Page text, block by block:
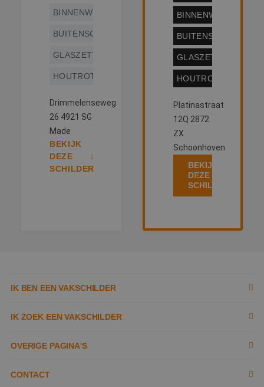
BINNENWERK
BUITENSCHILDERWERK
GLASZETTEN
HOUTROTREPARATIE
Drimmelenseweg
26 4921 SG
Made
BEKIJK
DEZE
SCHILDER
BINNENWERK
GLASZETTEN
Platinastraat
12Q 2872
ZX
Schoonhoven
BEKIJK
DEZE
SCHILDER
IK BEN EEN VAKSCHILDER
Inschrijven als schilder
Documenten
IK ZOEK EEN VAKSCHILDER
Zoek naar schilder
Tips
OVERIGE PAGINA'S
Contact opnemen
CONTACT